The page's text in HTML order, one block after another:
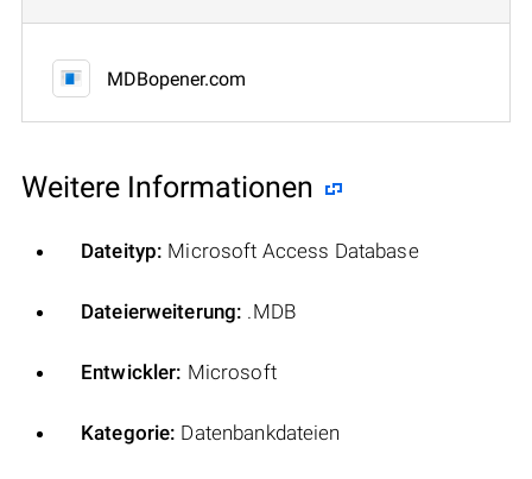
MDBopener.com
Weitere Informationen
Dateityp: Microsoft Access Database
Dateierweiterung: .MDB
Entwickler: Microsoft
Kategorie: Datenbankdateien